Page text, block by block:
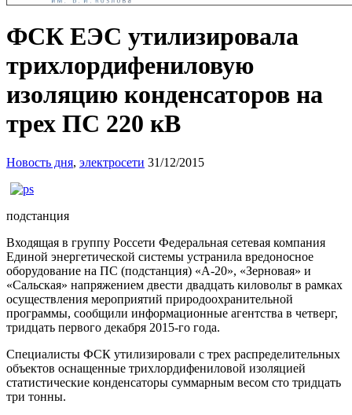
ФСК ЕЭС утилизировала
трихлордифениловую
изоляцию конденсаторов на
трех ПС 220 кВ
Новость дня, электросети 31/12/2015
подстанция
Входящая в группу Россети Федеральная сетевая компания
Единой энергетической системы устранила вредоносное
оборудование на ПС (подстанция) «А-20», «Зерновая» и
«Сальская» напряжением двести двадцать киловольт в рамках
осуществления мероприятий природоохранительной
программы, сообщили информационные агентства в четверг,
тридцать первого декабря 2015-го года.
Специалисты ФСК утилизировали с трех распределительных
объектов оснащенные трихлордифениловой изоляцией
статистические конденсаторы суммарным весом сто тридцать
три тонны.